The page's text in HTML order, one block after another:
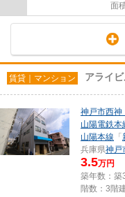
面
賃貸｜マンション アライ
神戸市西神
山陽電鉄本
山陽本線 「
兵庫県神戸
3.5万円
築年数：築
階数：3階